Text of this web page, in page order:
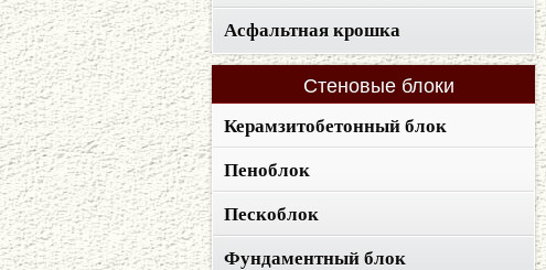
Асфальтная крошка
Стеновые блоки
Керамзитобетонный блок
Пеноблок
Пескоблок
Фундаментный блок